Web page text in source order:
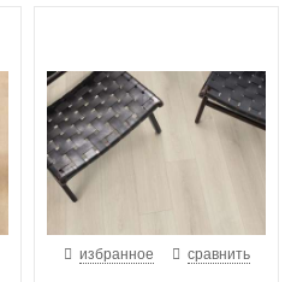
избранное сравнить